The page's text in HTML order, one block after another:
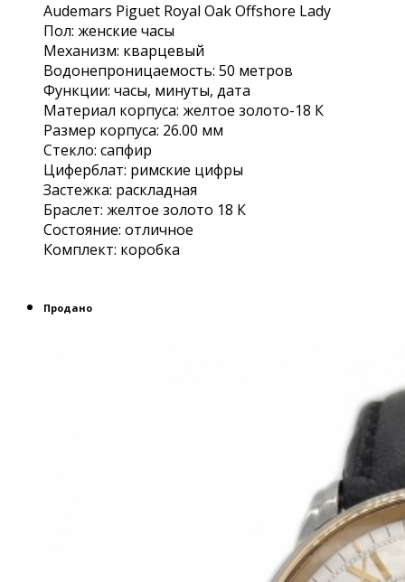
Audemars Piguet Royal Oak Offshore Lady
Пол: женские часы
Механизм: кварцевый
Водонепроницаемость: 50 метров
Функции: часы, минуты, дата
Материал корпуса: желтое золото-18 К
Размер корпуса: 26.00 мм
Стекло: сапфир
Циферблат: римские цифры
Застежка: раскладная
Браслет: желтое золото 18 К
Состояние: отличное
Комплект: коробка
Продано